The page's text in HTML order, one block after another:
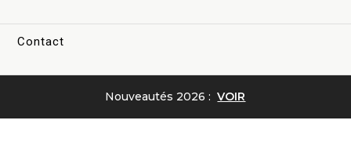
Contact
Nouveautés 2026 :VOIR